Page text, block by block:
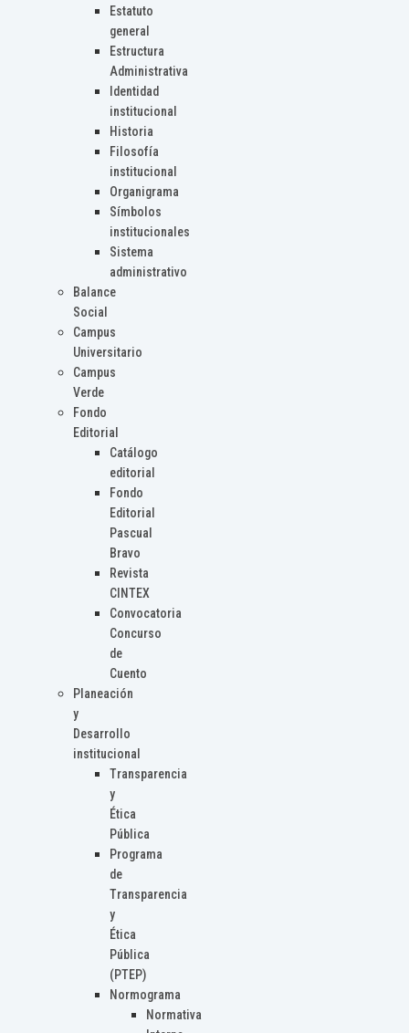
Estatuto
general
Estructura
Administrativa
Identidad
institucional
Historia
Filosofía
institucional
Organigrama
Símbolos
institucionales
Sistema
administrativo
Balance
Social
Campus
Universitario
Campus
Verde
Fondo
Editorial
Catálogo
editorial
Fondo
Editorial
Pascual
Bravo
Revista
CINTEX
Convocatoria
Concurso
de
Cuento
Planeación
y
Desarrollo
institucional
Transparencia
y
Ética
Pública
Programa
de
Transparencia
y
Ética
Pública
(PTEP)
Normograma
Normativa